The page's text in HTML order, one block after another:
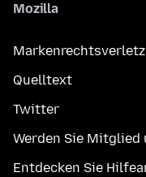
Mozilla
Quelltext
Twitter
Werden Sie Mitglied
Entdecken Sie